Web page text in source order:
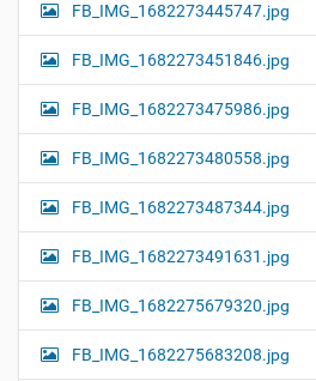
FB_IMG_1682273445747.jpg
FB_IMG_1682273451846.jpg
FB_IMG_1682273475986.jpg
FB_IMG_1682273480558.jpg
FB_IMG_1682273487344.jpg
FB_IMG_1682273491631.jpg
FB_IMG_1682275679320.jpg
FB_IMG_1682275683208.jpg